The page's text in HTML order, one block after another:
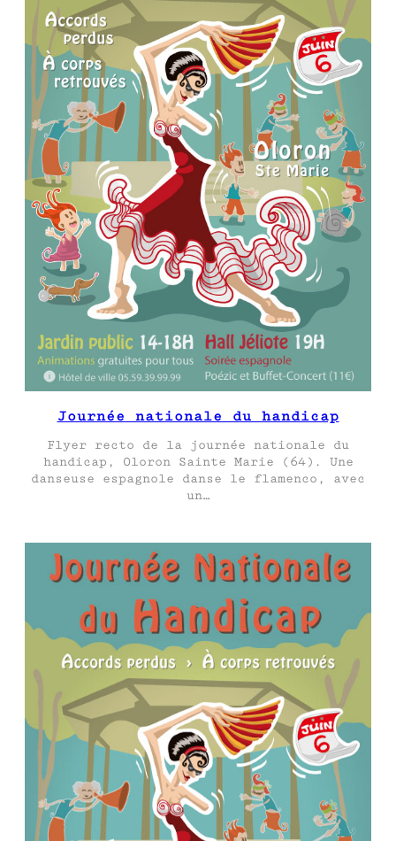
Journée nationale du handicap
Flyer recto de la journée nationale du
handicap, Oloron Sainte Marie (64). Une
danseuse espagnole danse le flamenco, avec
un…